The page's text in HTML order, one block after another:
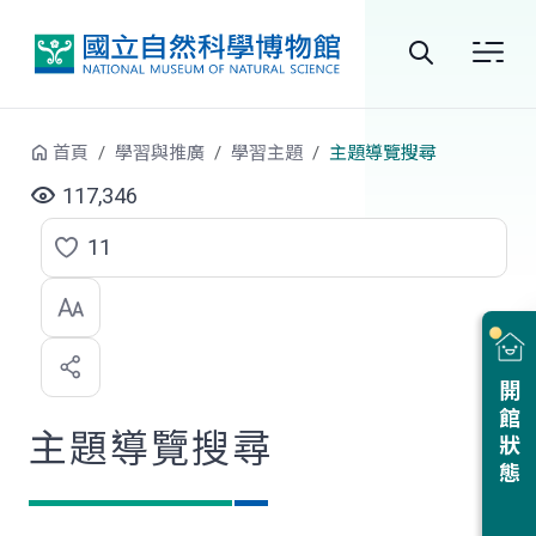
站
尋
開館狀態
首頁 學習與推廣 學習主題 主題導覽搜尋
117,346
點
選
喜
歡
11
主題導覽搜尋